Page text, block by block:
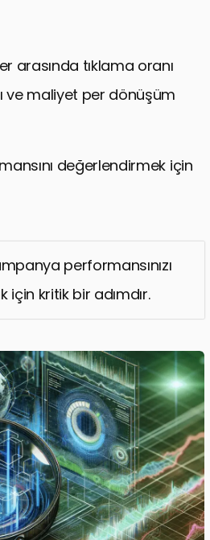
arasında tıklama oranı
ve maliyet per dönüşüm
değerlendirmek için
performansınızı
kritik bir adımdır.